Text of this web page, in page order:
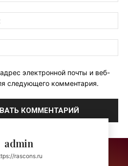
электронной почты и веб-
следующего комментария.
admin
rascons.ru